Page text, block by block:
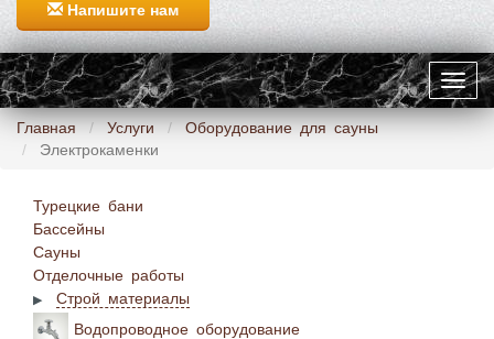
Напишите нам
Главная
Услуги
Оборудование для сауны
Электрокаменки
Турецкие бани
Бассейны
Сауны
Отделочные работы
Строй материалы
Водопроводное оборудование